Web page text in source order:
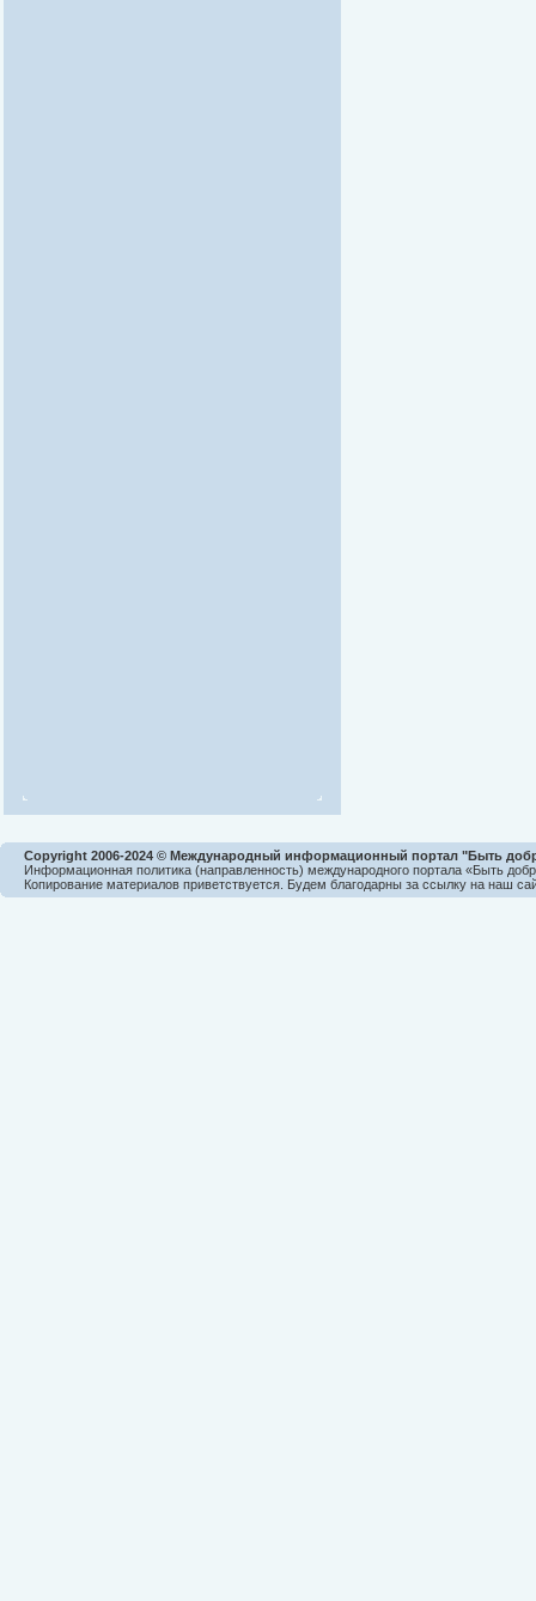
Copyright 2006-2024 © Международный информационный портал "Быть
Информационная политика (направленность) международного портала «Быть
Копирование материалов приветствуется. Будем благодарны за ссылку на наш